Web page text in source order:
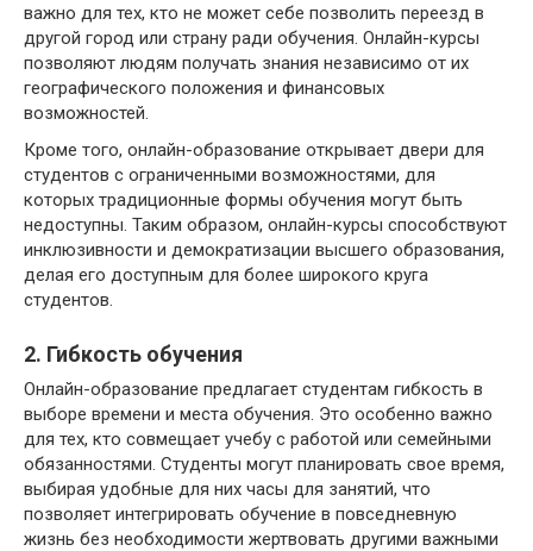
важно для тех, кто не может себе позволить переезд в
другой город или страну ради обучения. Онлайн-курсы
позволяют людям получать знания независимо от их
географического положения и финансовых
возможностей.
Кроме того, онлайн-образование открывает двери для
студентов с ограниченными возможностями, для
которых традиционные формы обучения могут быть
недоступны. Таким образом, онлайн-курсы способствуют
инклюзивности и демократизации высшего образования,
делая его доступным для более широкого круга
студентов.
2. Гибкость обучения
Онлайн-образование предлагает студентам гибкость в
выборе времени и места обучения. Это особенно важно
для тех, кто совмещает учебу с работой или семейными
обязанностями. Студенты могут планировать свое время,
выбирая удобные для них часы для занятий, что
позволяет интегрировать обучение в повседневную
жизнь без необходимости жертвовать другими важными